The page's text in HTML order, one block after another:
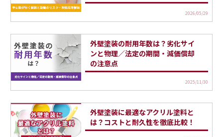
2026/05/29
外壁塗装の耐用年数は？劣化サイ
ンと物理／法定の期間・減価償却
の注意点
2025/11/30
外壁塗装に最適なアクリル塗料と
は？コストと耐久性を徹底比較！